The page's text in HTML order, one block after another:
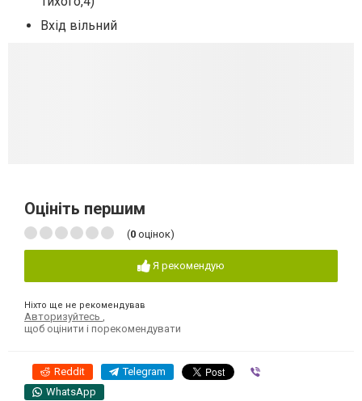
Вхід вільний
Оцініть першим
(0 оцінок)
Я рекомендую
Ніхто ще не рекомендував
Авторизуйтесь ,
щоб оцінити і порекомендувати
Reddit Telegram
WhatsApp